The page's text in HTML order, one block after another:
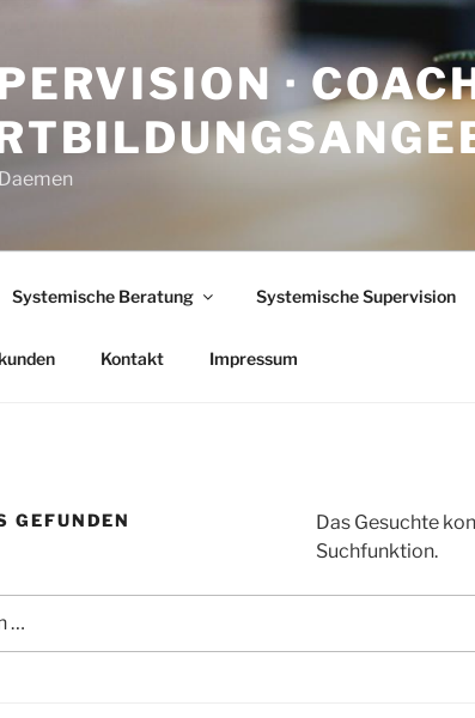
·
Systemische Beratung Systemische Supervision
Kontakt Impressum
GEFUNDEN
Das Gesuchte
Suchfunktion.